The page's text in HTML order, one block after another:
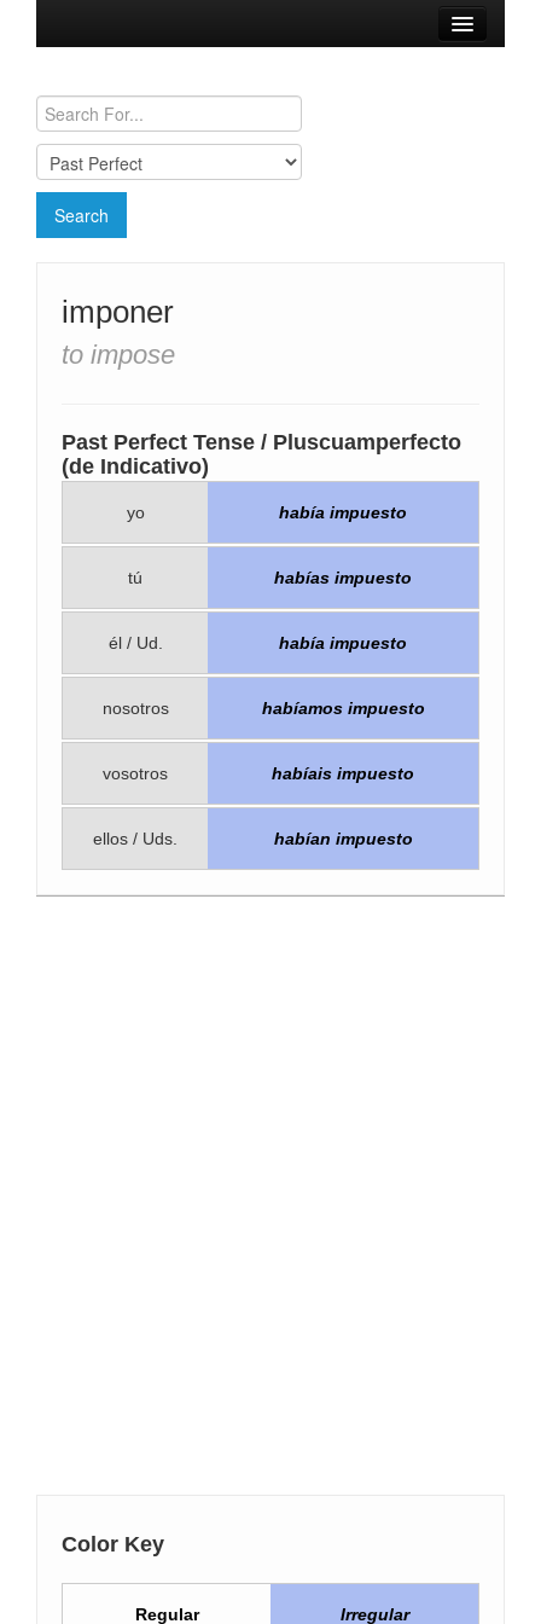
Conjugation Charts
Need a Spanish Tutor?
imponer
to impose
Past Perfect Tense / Pluscuamperfecto
(de Indicativo)
yo había impuesto
tú habías impuesto
él / Ud. había impuesto
nosotros habíamos impuesto
vosotros habíais impuesto
ellos / Uds. habían impuesto
Color Key
Regular Irregular